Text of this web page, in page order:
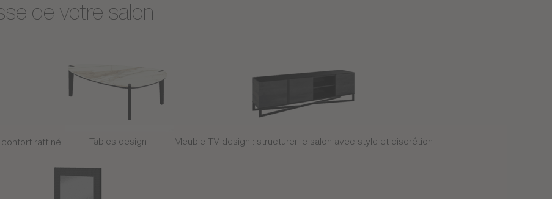
de votre salon
raffiné Tables design Meuble TV design : structurer le salon avec style et discrétion